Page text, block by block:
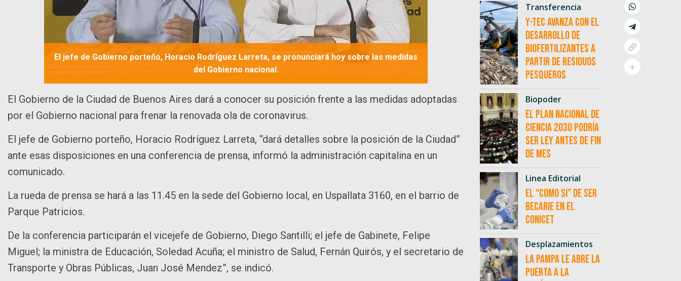
El jefe de Gobierno porteño, Horacio Rodríguez Larreta, se pronunciará hoy sobre las medidas
del Gobierno nacional.
El Gobierno de la Ciudad de Buenos Aires dará a conocer su posición frente a las medidas adoptadas
por el Gobierno nacional para frenar la renovada ola de coronavirus.
El jefe de Gobierno porteño, Horacio Rodríguez Larreta, “dará detalles sobre la posición de la Ciudad”
ante esas disposiciones en una conferencia de prensa, informó la administración capitalina en un
comunicado.
La rueda de prensa se hará a las 11.45 en la sede del Gobierno local, en Uspallata 3160, en el barrio de
Parque Patricios.
De la conferencia participarán el vicejefe de Gobierno, Diego Santilli; el jefe de Gabinete, Felipe
Miguel; la ministra de Educación, Soledad Acuña; el ministro de Salud, Fernán Quirós, y el secretario de
Transporte y Obras Públicas, Juan José Mendez”, se indicó.
Transferencia
Y-TEC avanza con el
desarrollo de
biofertilizantes a
partir de residuos
pesqueros
Biopoder
El Plan Nacional de
Ciencia 2030 podría
ser ley antes de fin
de mes
Linea Editorial
El “como si” de ser
becarie en el
CONICET
Desplazamientos
La Pampa le abre la
puerta a la